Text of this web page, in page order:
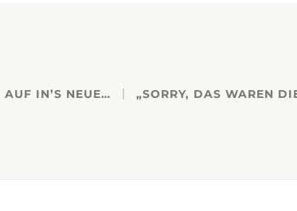
AUF IN’S NEUE… „SORRY, DAS WAREN